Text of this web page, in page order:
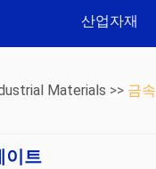
산업자재
Materials >> 금속
이트